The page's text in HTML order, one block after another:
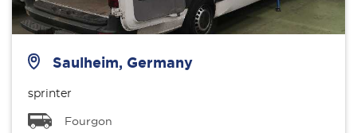
Saulheim, Germany
sprinter
Fourgon